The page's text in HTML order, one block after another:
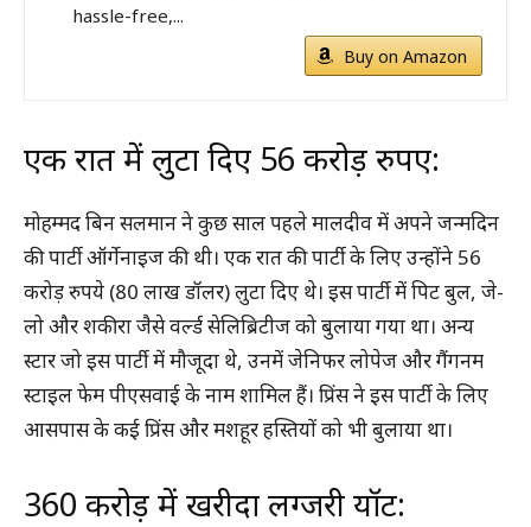
hassle-free,...
Buy on Amazon
एक रात में लुटा दिए 56 करोड़ रुपए:
मोहम्मद बिन सलमान ने कुछ साल पहले मालदीव में अपने जन्‍मदिन
की पार्टी ऑर्गेनाइज की थी। एक रात की पार्टी के लिए उन्होंने 56
करोड़ रुपये (80 लाख डॉलर) लुटा दिए थे। इस पार्टी में पिट बुल, जे-
लो और शकीरा जैसे वर्ल्‍ड सेलिब्रिटीज को बुलाया गया था। अन्‍य
स्‍टार जो इस पार्टी में मौजूदा थे, उनमें जेनिफर लोपेज और गैंगनम
स्‍टाइल फेम पीएसवाई के नाम शामिल हैं। प्रिंस ने इस पार्टी के लिए
आसपास के कई प्रिंस और मशहूर हस्तियों को भी बुलाया था।
360 करोड़ में खरीदा लग्‍जरी यॉट: